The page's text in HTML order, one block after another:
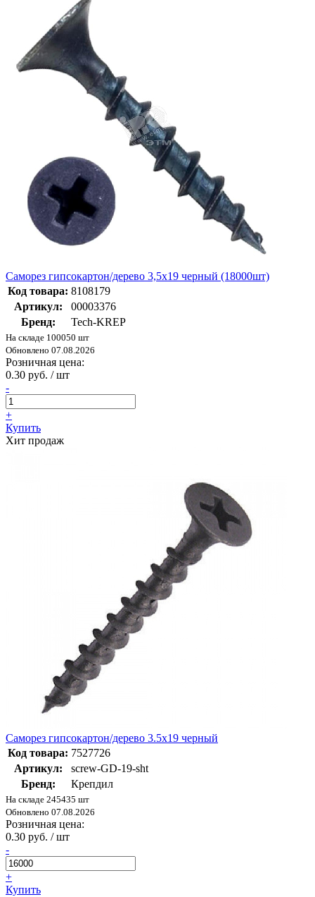
Саморез гипсокартон/дерево 3,5х19 черный (18000шт)
Код товара: 8108179
Артикул:
00003376
Бренд:
Tech-KREP
На складе 100050 шт
Обновлено 07.08.2026
Розничная цена:
0.30 руб. / шт
-
+
Купить
Хит продаж
Саморез гипсокартон/дерево 3.5х19 черный
Код товара: 7527726
Артикул:
screw-GD-19-sht
Бренд:
Крепдил
На складе 245435 шт
Обновлено 07.08.2026
Розничная цена:
0.30 руб. / шт
-
+
Купить